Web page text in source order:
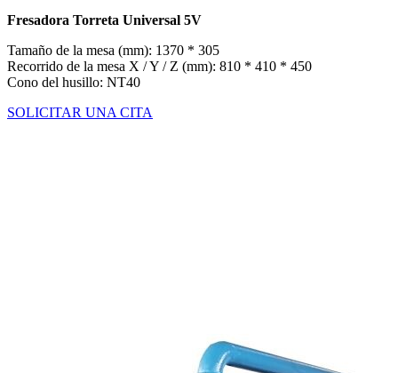
Fresadora Torreta Universal 5V
Tamaño de la mesa (mm): 1370 * 305
Recorrido de la mesa X / Y / Z (mm): 810 * 410 * 450
Cono del husillo: NT40
SOLICITAR UNA CITA